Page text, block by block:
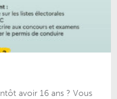
avoir 16 ans ? Vous